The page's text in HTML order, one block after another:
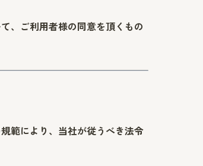
、ご利用者様の同意を頂くもの
範により、当社が従うべき法令